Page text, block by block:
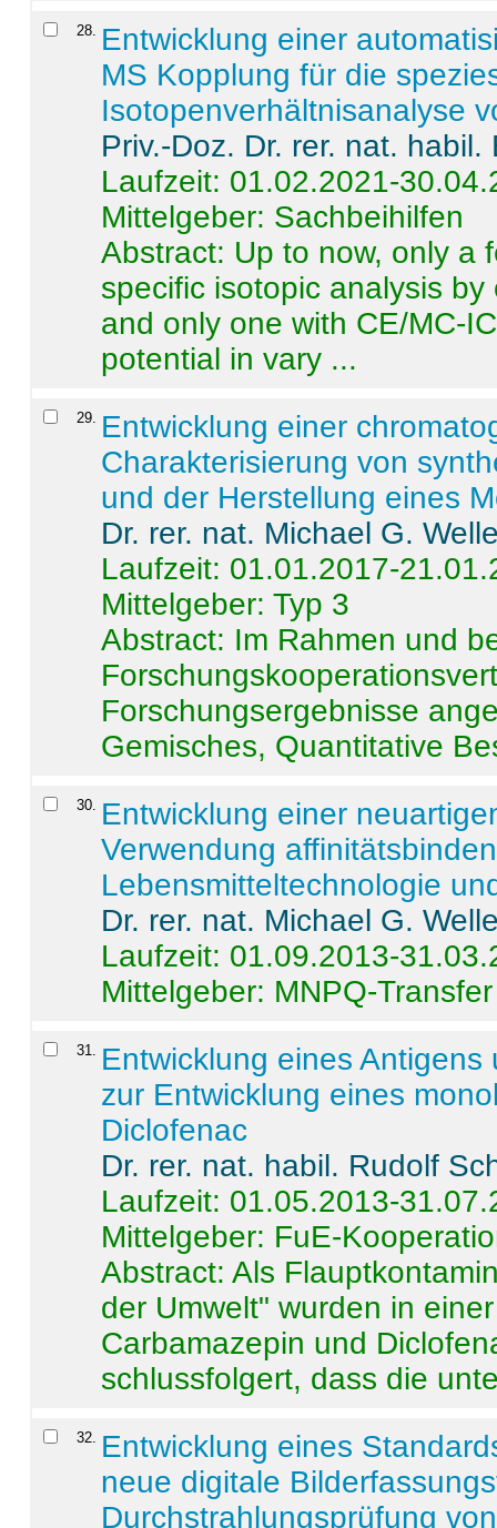
28. Entwicklung einer
MS Kopplung für die
Isotopenverhältnisanalyse
Priv.-Doz. Dr. rer. nat.
Laufzeit: 01.02.2021-
Mittelgeber: Sachbeihilfen
Abstract: Up to now, only a
specific isotopic analysis
and only one with CE/MC-
potential in vary ...
29. Entwicklung einer
Charakterisierung von
und der Herstellung eines
Dr. rer. nat. Michael G.
Laufzeit: 01.01.2017-
Mittelgeber: Typ 3
Abstract: Im Rahmen und
Forschungsergebnisse
Gemisches, Quantitative
30. Entwicklung einer
Verwendung
Lebensmitteltechnologie
Dr. rer. nat. Michael G.
Laufzeit: 01.09.2013-
Mittelgeber: MNPQ-Transfer
31. Entwicklung eines
zur Entwicklung eines
Diclofenac
Dr. rer. nat. habil. Rudolf
Laufzeit: 01.05.2013-
Mittelgeber: FuE-
Abstract:Als
der Umwelt" wurden in
Carbamazepin und
schlussfolgert, dass die
32. Entwicklung eines
neue digitale
Durchstrahlungsprüfung